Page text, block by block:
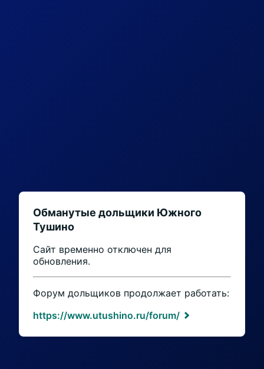
Обманутые дольщики Южного
Тушино
Сайт временно отключен для
обновления.
Форум дольщиков продолжает работать:
https://www.utushino.ru/forum/